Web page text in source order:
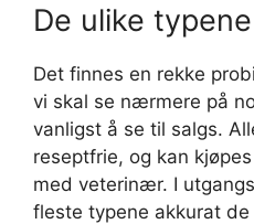
De ulike
Det finnes en rekke
vi skal se nærmere på
vanligst å se til salgs.
reseptfrie, og kan
med veterinær. I
fleste typene akkurat de